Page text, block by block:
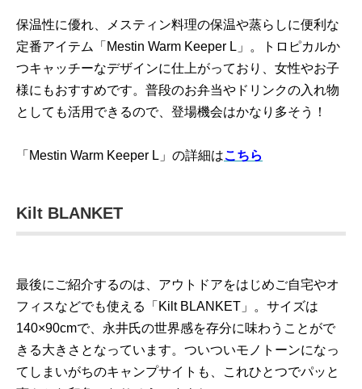
保温性に優れ、メスティン料理の保温や蒸らしに便利な
定番アイテム「Mestin Warm Keeper L」。トロピカルか
つキャッチーなデザインに仕上がっており、女性やお子
様にもおすすめです。普段のお弁当やドリンクの入れ物
としても活用できるので、登場機会はかなり多そう！
「Mestin Warm Keeper L」の詳細はこちら
Kilt BLANKET
最後にご紹介するのは、アウトドアをはじめご自宅やオ
フィスなどでも使える「Kilt BLANKET」。サイズは
140×90cmで、永井氏の世界感を存分に味わうことがで
きる大きさとなっています。ついついモノトーンになっ
てしまいがちのキャンプサイトも、これひとつでパッと